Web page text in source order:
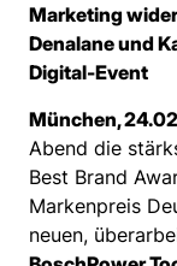
Marketing
Denalane und
Digital-Event
München,
Abend die
Best Brand
Markenpreis
neuen,